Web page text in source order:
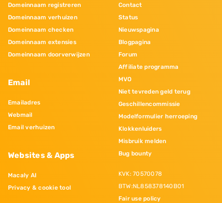
Domeinnaam registreren
Domeinnaam verhuizen
Domeinnaam checken
Domeinnaam extensies
Domeinnaam doorverwijzen
Email
Emailadres
Webmail
Email verhuizen
Websites & Apps
Macaly AI
Privacy & cookie tool
Contact
Status
Nieuwspagina
Blogpagina
Forum
Affiliate programma
MVO
Niet tevreden geld terug
Geschillencommissie
Modelformulier herroeping
Klokkenluiders
Misbruik melden
Bug bounty
KVK: 70570078
BTW:NL858378140B01
Fair use policy